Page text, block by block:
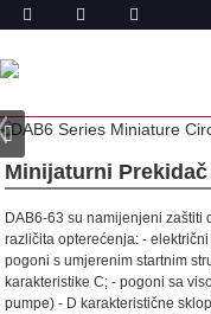
DOM
Minijaturni
DAB6-63 su namijenjeni zaštiti
različita opterećenja: -
pogoni s umjerenim startnim
karakteristike C; - pogoni sa
pumpe) - D karakteristične